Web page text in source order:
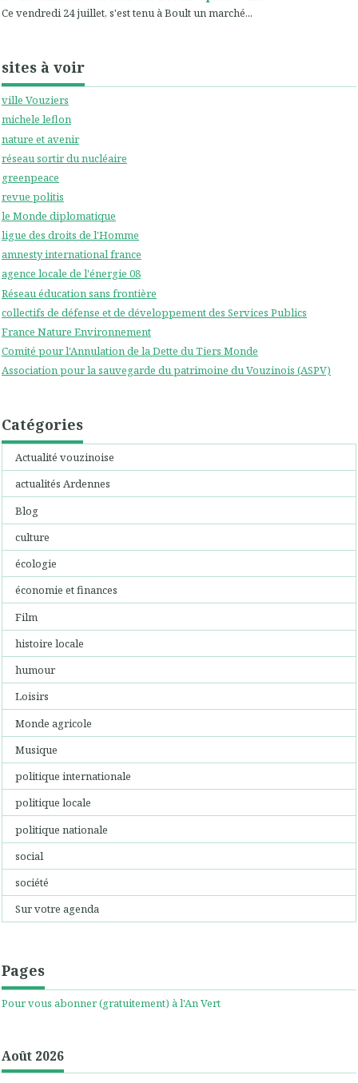
Ce vendredi 24 juillet, s'est tenu à Boult un marché...
sites à voir
ville Vouziers
michele leflon
nature et avenir
réseau sortir du nucléaire
greenpeace
revue politis
le Monde diplomatique
ligue des droits de l'Homme
amnesty international france
agence locale de l'énergie 08
Réseau éducation sans frontière
collectifs de défense et de développement des Services Publics
France Nature Environnement
Comité pour l'Annulation de la Dette du Tiers Monde
Association pour la sauvegarde du patrimoine du Vouzinois (ASPV)
Catégories
Actualité vouzinoise
actualités Ardennes
Blog
culture
écologie
économie et finances
Film
histoire locale
humour
Loisirs
Monde agricole
Musique
politique internationale
politique locale
politique nationale
social
société
Sur votre agenda
Pages
Pour vous abonner (gratuitement) à l'An Vert
Août 2026